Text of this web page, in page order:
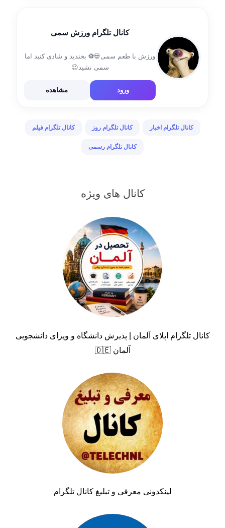
کانال تلگرام ورزش سمی
ورزش با طعم سمی💀⚽ بخندید و شادی کنید اما
سمی نشید😉
ورود مشاهده
کانال تلگرام اخبار کانال تلگرام روز کانال تلگرام فیلم
کانال تلگرام رسمی
کانال های ویژه
کانال تلگرام اپلای آلمان | پذیرش دانشگاه و ویزای دانشجویی
آلمان 🇩🇪
لینکدونی معرفی و تبلیغ کانال تلگرام